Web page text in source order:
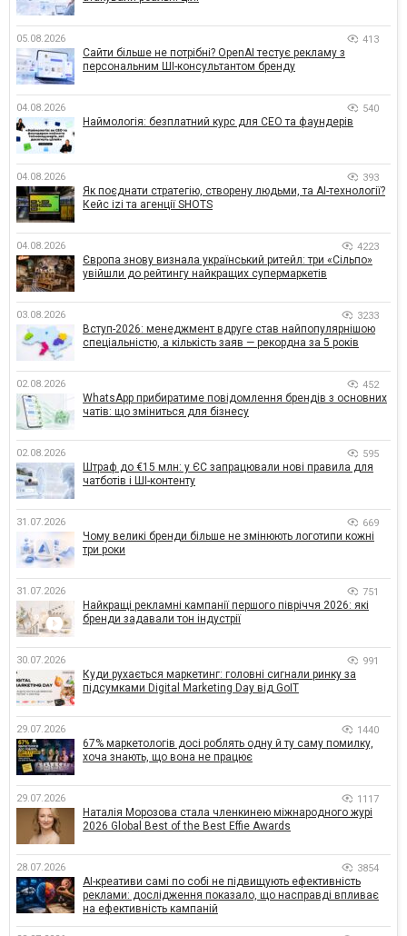
05.08.2026 413
Сайти більше не потрібні? OpenAI тестує рекламу з
персональним ШІ-консультантом бренду
04.08.2026 540
Наймологія: безплатний курс для CEO та фаундерів
04.08.2026 393
Як поєднати стратегію, створену людьми, та AI-технології?
Кейс izi та агенції SHOTS
04.08.2026 4223
Європа знову визнала український ритейл: три «Сільпо»
увійшли до рейтингу найкращих супермаркетів
03.08.2026 3233
Вступ-2026: менеджмент вдруге став найпопулярнішою
спеціальністю, а кількість заяв — рекордна за 5 років
02.08.2026 452
WhatsApp прибиратиме повідомлення брендів з основних
чатів: що зміниться для бізнесу
02.08.2026 595
Штраф до €15 млн: у ЄС запрацювали нові правила для
чатботів і ШІ-контенту
31.07.2026 669
Чому великі бренди більше не змінюють логотипи кожні
три роки
31.07.2026 751
Найкращі рекламні кампанії першого півріччя 2026: які
бренди задавали тон індустрії
30.07.2026 991
Куди рухається маркетинг: головні сигнали ринку за
підсумками Digital Marketing Day від GoIT
29.07.2026 1440
67% маркетологів досі роблять одну й ту саму помилку,
хоча знають, що вона не працює
29.07.2026 1117
Наталія Морозова стала членкинею міжнародного журі
2026 Global Best of the Best Effie Awards
28.07.2026 3854
AI-креативи самі по собі не підвищують ефективність
реклами: дослідження показало, що насправді впливає
на ефективність кампаній